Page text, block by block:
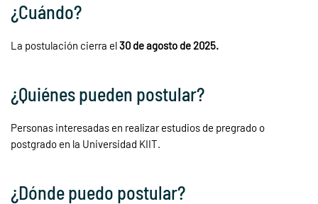
¿Cuándo?
La postulación cierra el30 de agosto de 2025.
¿Quiénes pueden postular?
Personas interesadas en realizar estudios de pregrado o
postgrado en la Universidad KIIT.
¿Dónde puedo postular?